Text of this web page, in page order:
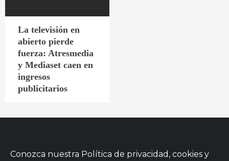
La televisión en
abierto pierde
fuerza: Atresmedia
y Mediaset caen en
ingresos
publicitarios
Conozca nuestra Política de privacidad, cookies y